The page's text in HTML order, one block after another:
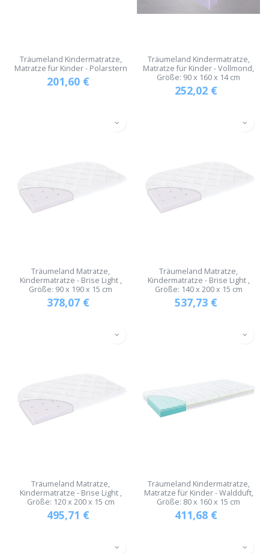
Träumeland Kindermatratze,
Matratze für Kinder - Polarstern
201,60 €
Träumeland Kindermatratze,
Matratze für Kinder - Vollmond,
Größe: 90 x 160 x 14 cm
252,02 €
Träumeland Matratze,
Kindermatratze - Brise Light ,
Größe: 90 x 190 x 15 cm
378,07 €
Träumeland Matratze,
Kindermatratze - Brise Light ,
Größe: 140 x 200 x 15 cm
537,73 €
Träumeland Matratze,
Kindermatratze - Brise Light ,
Größe: 120 x 200 x 15 cm
495,71 €
Träumeland Kindermatratze,
Matratze für Kinder - Waldduft,
Größe: 80 x 160 x 15 cm
411,68 €